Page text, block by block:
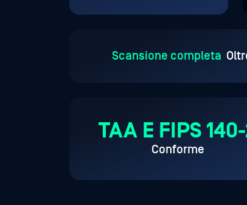
Scansione completa
TAA E FIPS
Conforme